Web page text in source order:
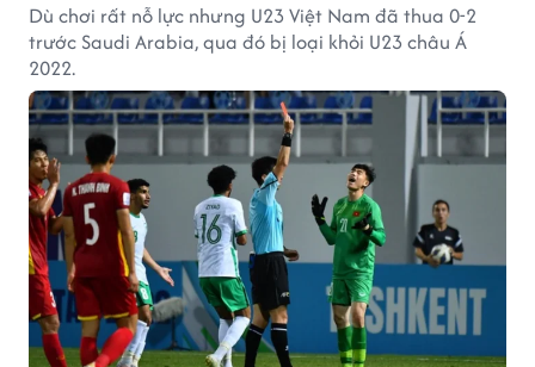
Dù chơi rất nỗ lực nhưng U23 Việt Nam đã thua 0-2
trước Saudi Arabia, qua đó bị loại khỏi U23 châu Á
2022.